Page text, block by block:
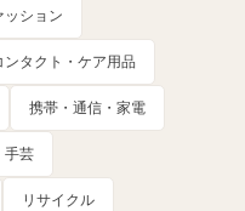
ッション
ンタクト・ケア用品
携帯・通信・家電
手芸
リサイクル